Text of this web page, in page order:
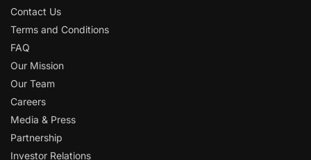
Contact Us
Terms and Conditions
FAQ
Our Mission
Our Team
Careers
Media & Press
Partnership
Investor Relations